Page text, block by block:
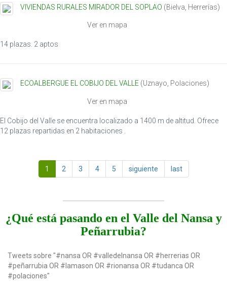
VIVIENDAS RURALES MIRADOR DEL SOPLAO (Bielva Herrerías)
Ver en mapa
14 plazas. 2 aptos
ECOALBERGUE EL COBIJO DEL VALLE (Uznayo, Polaciones)
Ver en mapa
El Cobijo del Valle se encuentra localizado a 1400 m de altitud. Ofrece
12 plazas repartidas en 2 habitaciones .
1 2 3 4 5 siguiente last
¿Qué está pasando en el Valle del Nansa y
Peñarrubia?
Tweets sobre "#nansa OR #valledelnansa OR #herrerias OR
#peñarrubia OR #lamason OR #rionansa OR #tudanca OR
#polaciones"